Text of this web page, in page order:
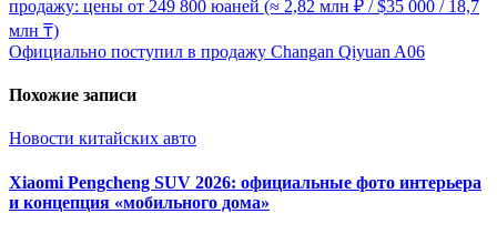
продажу: цены от 249 800 юаней (≈ 2,82 млн ₽ / $35 000 / 18,7
млн ₸)
Официально поступил в продажу Changan Qiyuan A06
Похожие записи
Новости китайских авто
Xiaomi Pengcheng SUV 2026: официальные фото интерьера
и концепция «мобильного дома»